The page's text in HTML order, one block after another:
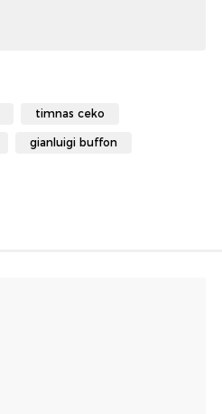
timnas ceko
gianluigi buffon